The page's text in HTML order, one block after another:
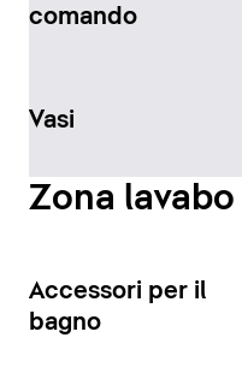
comando
Vasi
Zona lavabo
Accessori per il
bagno